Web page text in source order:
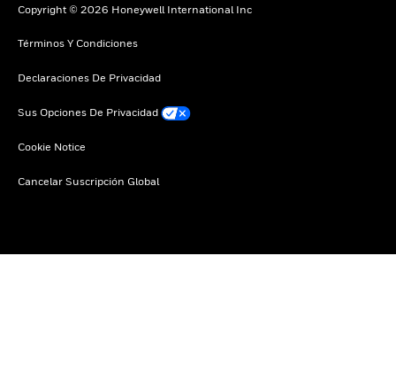
Copyright © 2026 Honeywell International Inc
Términos Y Condiciones
Declaraciones De Privacidad
Sus Opciones De Privacidad
Cookie Notice
Cancelar Suscripción Global